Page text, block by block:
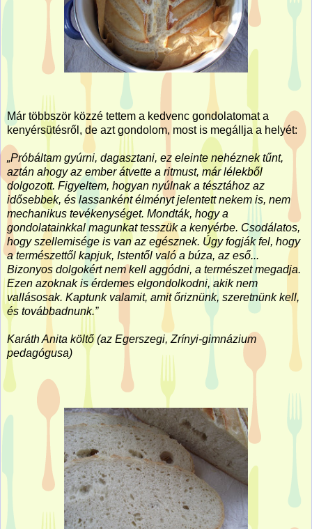
Már többször közzé tettem a kedvenc gondolatomat a
kenyérsütésről, de azt gondolom, most is megállja a helyét:
„Próbáltam gyúrni, dagasztani, ez eleinte nehéznek tűnt,
aztán ahogy az ember átvette a ritmust, már lélekből
dolgozott. Figyeltem, hogyan nyúlnak a tésztához az
idősebbek, és lassanként élményt jelentett nekem is, nem
mechanikus tevékenységet. Mondták, hogy a
gondolatainkkal magunkat tesszük a kenyérbe. Csodálatos,
hogy szellemisége is van az egésznek. Úgy fogják fel, hogy
a természettől kapjuk, Istentől való a búza, az eső...
Bizonyos dolgokért nem kell aggódni, a természet megadja.
Ezen azoknak is érdemes elgondolkodni, akik nem
vallásosak. Kaptunk valamit, amit őriznünk, szeretnünk kell,
és továbbadnunk.”
Karáth Anita költő (az Egerszegi, Zrínyi-gimnázium
pedagógusa)